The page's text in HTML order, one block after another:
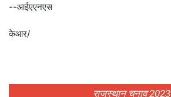
--आईएएनएस
केआर/
राजस्थान चुनाव 2023